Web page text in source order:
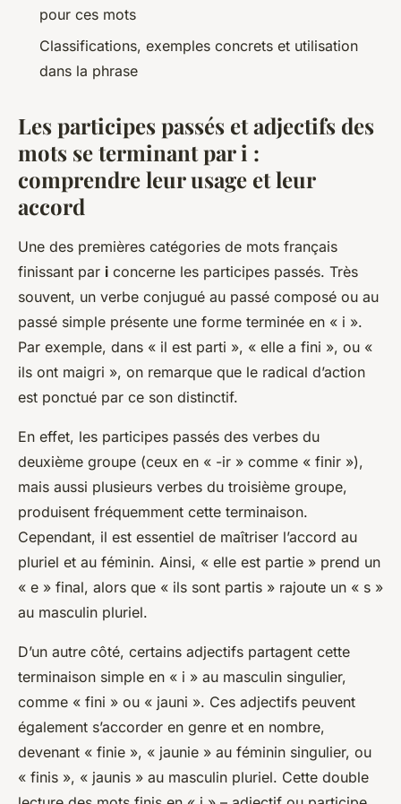
pour ces mots
Classifications, exemples concrets et utilisation
dans la phrase
Les participes passés et adjectifs des
mots se terminant par i :
comprendre leur usage et leur
accord
Une des premières catégories de mots français
finissant par i concerne les participes passés. Très
souvent, un verbe conjugué au passé composé ou au
passé simple présente une forme terminée en « i ».
Par exemple, dans « il est parti », « elle a fini », ou «
ils ont maigri », on remarque que le radical d’action
est ponctué par ce son distinctif.
En effet, les participes passés des verbes du
deuxième groupe (ceux en « -ir » comme « finir »),
mais aussi plusieurs verbes du troisième groupe,
produisent fréquemment cette terminaison.
Cependant, il est essentiel de maîtriser l’accord au
pluriel et au féminin. Ainsi, « elle est partie » prend un
« e » final, alors que « ils sont partis » rajoute un « s »
au masculin pluriel.
D’un autre côté, certains adjectifs partagent cette
terminaison simple en « i » au masculin singulier,
comme « fini » ou « jauni ». Ces adjectifs peuvent
également s’accorder en genre et en nombre,
devenant « finie », « jaunie » au féminin singulier, ou
« finis », « jaunis » au masculin pluriel. Cette double